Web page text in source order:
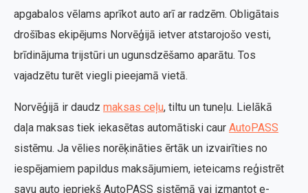
apgabalos vēlams aprīkot auto arī ar radzēm. Obligātais
drošības ekipējums Norvēģijā ietver atstarojošo vesti,
brīdinājuma trijstūri un ugunsdzēšamo aparātu. Tos
vajadzētu turēt viegli pieejamā vietā.
Norvēģijā ir daudz maksas ceļu, tiltu un tuneļu. Lielākā
daļa maksas tiek iekasētas automātiski caur AutoPASS
sistēmu. Ja vēlies norēķināties ērtāk un izvairīties no
iespējamiem papildus maksājumiem, ieteicams reģistrēt
savu auto iepriekš AutoPASS sistēmā vai izmantot e-